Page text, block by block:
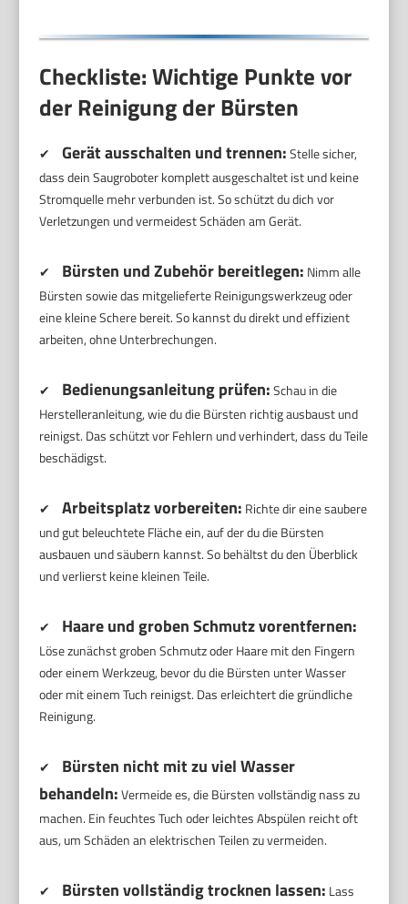
Checkliste: Wichtige Punkte vor
der Reinigung der Bürsten
✔ Gerät ausschalten und trennen:Stelle sicher,
dass dein Saugroboter komplett ausgeschaltet ist und keine
Stromquelle mehr verbunden ist. So schützt du dich vor
Verletzungen und vermeidest Schäden am Gerät.
✔ Bürsten und Zubehör bereitlegen: Nimm alle
Bürsten sowie das mitgelieferte Reinigungswerkzeug oder
eine kleine Schere bereit. So kannst du direkt und effizient
arbeiten, ohne Unterbrechungen.
✔ Bedienungsanleitung prüfen:Schau in die
Herstelleranleitung, wie du die Bürsten richtig ausbaust und
reinigst. Das schützt vor Fehlern und verhindert, dass du Teile
beschädigst.
✔ Arbeitsplatz vorbereiten: Richte dir eine saubere
und gut beleuchtete Fläche ein, auf der du die Bürsten
ausbauen und säubern kannst. So behältst du den Überblick
und verlierst keine kleinen Teile.
✔ Haare und groben Schmutz vorentfernen:
Löse zunächst groben Schmutz oder Haare mit den Fingern
oder einem Werkzeug, bevor du die Bürsten unter Wasser
oder mit einem Tuch reinigst. Das erleichtert die gründliche
Reinigung.
✔
Bürsten nicht mit zu viel Wasser
behandeln:Vermeide es, die Bürsten vollständig nass zu
machen. Ein feuchtes Tuch oder leichtes Abspülen reicht oft
aus, um Schäden an elektrischen Teilen zu vermeiden.
✔ Bürsten vollständig trocknen lassen: Lass